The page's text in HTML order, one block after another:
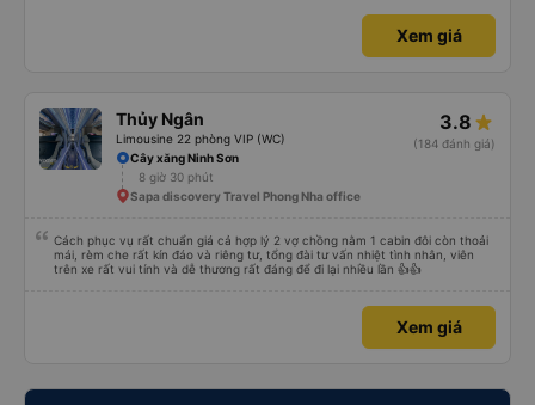
Xem giá
Thủy Ngân
Limousine 22 phòng VIP (WC)
3.8
(184 đánh giá)
Cây xăng Ninh Sơn
8 giờ 30 phút
Sapa discovery Travel Phong Nha office
Cách phục vụ rất chuẩn giá cả hợp lý 2 vợ chồng nằm 1 cabin đôi còn thoải
mái, rèm che rất kín đáo và riêng tư, tổng đài tư vấn nhiệt tình nhân, viên
trên xe rất vui tính và dễ thương rất đáng để đi lại nhiều lần 👍👍
Xem giá